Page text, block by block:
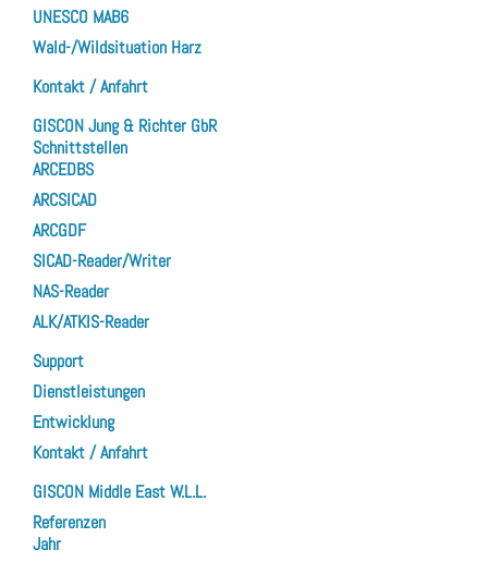
UNESCO MAB6
Wald-/Wildsituation Harz
Kontakt / Anfahrt
GISCON Jung & Richter GbR
Schnittstellen
ARCEDBS
ARCSICAD
ARCGDF
SICAD-Reader/Writer
NAS-Reader
ALK/ATKIS-Reader
Support
Dienstleistungen
Entwicklung
Kontakt / Anfahrt
GISCON Middle East W.L.L.
Referenzen
Jahr